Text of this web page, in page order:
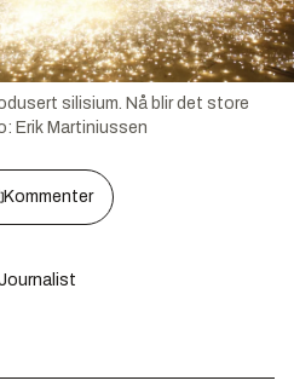
silisium. Nå blir det store
Erik Martiniussen
Kommenter